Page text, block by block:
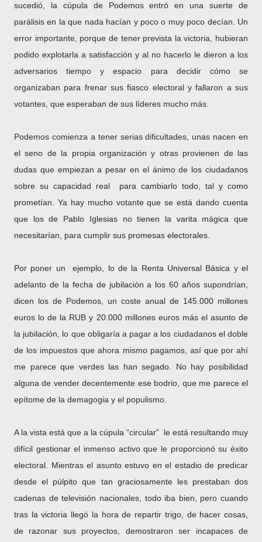
sucedió, la cúpula de Podemos entró en una suerte de
parálisis en la que nada hacían y poco o muy poco decían. Un
error importante, porque de tener prevista la victoria, hubieran
podido explotarla a satisfacción y al no hacerlo le dieron a los
adversarios tiempo y espacio para decidir cómo se
organizaban para frenar sus fiasco electoral y fallaron a sus
votantes, que esperaban de sus líderes mucho más.
Podemos comienza a tener serias dificultades, unas nacen en
el seno de la propia organización y otras provienen de las
dudas que empiezan a pesar en el ánimo de los ciudadanos
sobre su capacidad real para cambiarlo todo, tal y como
prometían. Ya hay mucho votante que se está dando cuenta
que los de Pablo Iglesias no tienen la varita mágica que
necesitarían, para cumplir sus promesas electorales.
Por poner un ejemplo, lo de la Renta Universal Básica y el
adelanto de la fecha de jubilación a los 60 años supondrían,
dicen los de Podemos, un coste anual de 145.000 millones
euros lo de la RUB y 20.000 millones euros más el asunto de
la jubilación, lo que obligaría a pagar a los ciudadanos el doble
de los impuestos que ahora mismo pagamos, así que por ahí
me parece que verdes las han segado. No hay posibilidad
alguna de vender decentemente ese bodrio, que me parece el
epítome de la demagogia y el populismo.
A la vista está que a la cúpula “circular” le está resultando muy
difícil gestionar el inmenso activo que le proporcionó su éxito
electoral. Mientras el asunto estuvo en el estadio de predicar
desde el púlpito que tan graciosamente les prestaban dos
cadenas de televisión nacionales, todo iba bien, pero cuando
tras la victoria llegó la hora de repartir trigo, de hacer cosas,
de razonar sus proyectos, demostraron ser incapaces de